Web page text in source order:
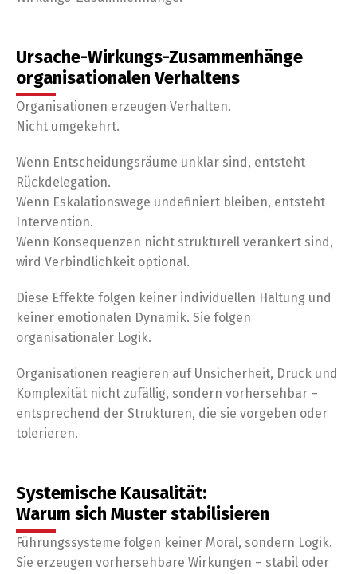
Ursache-Wirkungs-Zusammenhänge
organisationalen Verhaltens
Organisationen erzeugen Verhalten.
Nicht umgekehrt.
Wenn Entscheidungsräume unklar sind, entsteht
Rückdelegation.
Wenn Eskalationswege undefiniert bleiben, entsteht
Intervention.
Wenn Konsequenzen nicht strukturell verankert sind,
wird Verbindlichkeit optional.
Diese Effekte folgen keiner individuellen Haltung und
keiner emotionalen Dynamik. Sie folgen
organisationaler Logik.
Organisationen reagieren auf Unsicherheit, Druck und
Komplexität nicht zufällig, sondern vorhersehbar –
entsprechend der Strukturen, die sie vorgeben oder
tolerieren.
Systemische Kausalität:
Warum sich Muster stabilisieren
Führungssysteme folgen keiner Moral, sondern Logik.
Sie erzeugen vorhersehbare Wirkungen – stabil oder